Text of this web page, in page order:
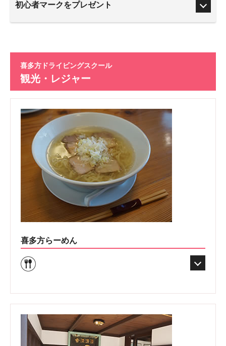
初心者マークをプレゼント
喜多方ドライビングスクール
観光・レジャー
喜多方らーめん